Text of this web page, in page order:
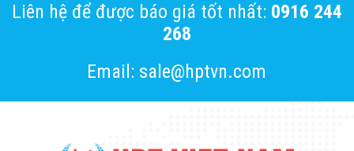
Liên hệ để được báo giá tốt nhất: 0916 244
268
Email: sale@hptvn.com